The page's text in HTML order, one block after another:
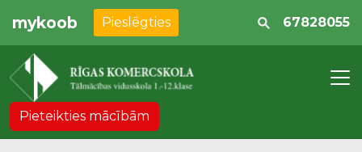
mykoob Pieslēgties 67828055
Pieteikties mācībām